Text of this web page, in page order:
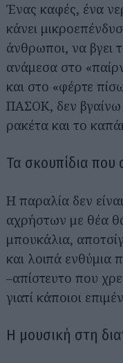
Ένας καφές, ένα
κάνει
άνθρωποι, να βγει
ανάμεσα στο
και στο «φέρτε
ΠΑΣΟΚ, δεν
ρακέτα και το
Τα σκουπίδια
Η παραλία δεν
αχρήστων με θέα
μπουκάλια,
και λοιπά ενθύμια
–απίστευτο που
γιατί κάποιοι
Η μουσική στη